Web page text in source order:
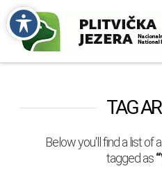
TAG
Below you'll find a list of
tagged as